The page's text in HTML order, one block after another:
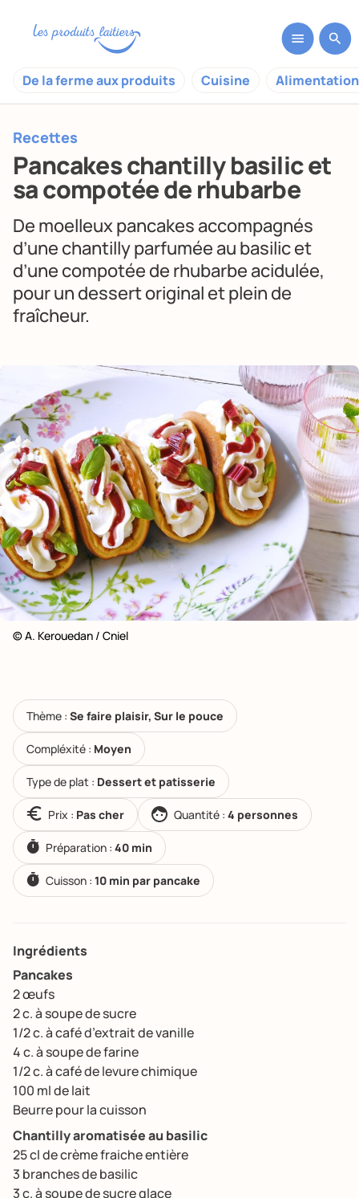
De la ferme aux produits Cuisine
Recettes
Pancakes chantilly basilic et
sa compotée de rhubarbe
De moelleux pancakes accompagnés
d’une chantilly parfumée au basilic et
d’une compotée de rhubarbe acidulée,
pour un dessert original et plein de
fraîcheur.
© A. Kerouedan / Cniel
Thème : Se faire plaisir, Sur le pouce
Compléxité : Moyen
Type de plat : Dessert et patisserie
Prix : Pas cher Quantité : 4 personnes
Préparation :40 min
Cuisson :10 min par pancake
Ingrédients
Pancakes
2 œufs
2 c. à soupe de sucre
1/2 c. à café d’extrait de vanille
4 c. à soupe de farine
1/2 c. à café de levure chimique
100 ml de lait
Beurre pour la cuisson
Chantilly aromatisée au basilic
25 cl de crème fraiche entière
3 branches de basilic
3 c. à soupe de sucre glace